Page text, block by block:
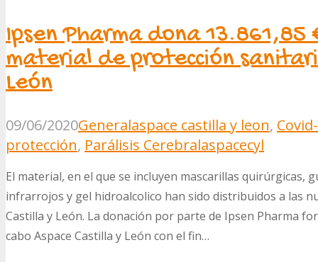
Ipsen Pharma dona
material de protección
León
09/06/2020Generalaspace castilla y leon,
protección, Parálisis Cerebralaspacecyl
El material, en el que se incluyen mascarillas quirúrgicas,
infrarrojos y gel hidroalcolico han sido distribuidos a las
Castilla y León. La donación por parte de Ipsen Pharma
cabo Aspace Castilla y León con el fin…